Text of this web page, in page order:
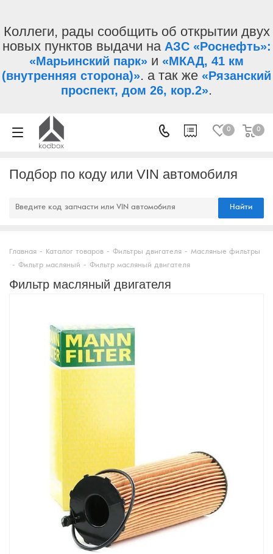
Коллеги, рады сообщить об открытии двух
новых пунктов выдачи на АЗС «Роснефть»:
«Марьинский парк» и «МКАД, 41 км
(внутренняя сторона)». а так же «Рязанский
проспект, дом 26, кор.2».
0 0
Подбор по коду или VIN автомобиля
Найти
Главная - Каталог товаров - Фильтры двигателя - Масляные фильтры
- Фильтр масляный - Фильтр масляный двигателя
Фильтр масляный двигателя